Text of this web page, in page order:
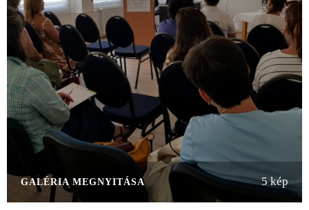
5 kép
GALÉRIA MEGNYITÁSA